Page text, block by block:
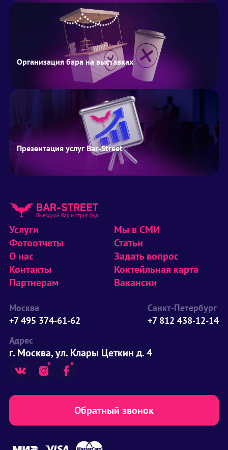
Организация бара на выставках
Презентация услуг Bar-Street
Услуги
Фотоотчеты
О нас
Контакты
Партнерам
Мы в СМИ
Статьи
Задать вопрос
Коктейльная карта
Вакансии
Москва
+7 495 374-61-62
Санкт-Петербург
+7 812 438-12-14
Адрес
г. Москва, ул. Клары Цеткин д. 4
Обратный звонок